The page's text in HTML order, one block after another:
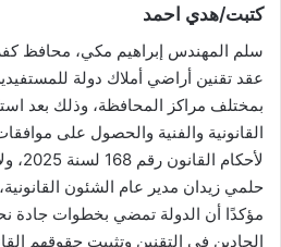
كتبت/هدي احمد
عقد تقنين أراضي أملاك دولة
بمختلف مراكز المحافظة، وذلك بعد
القانونية والفنية والحصول على
حلمي زيدان مدير عام الشئون
مؤكدًا أن الدولة تمضي بخطوات جادة
الجادين في التقنين وتثبيت حقوقهم